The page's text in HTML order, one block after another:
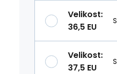
Velikost:
36,5 EU
Velikost:
37,5 EU